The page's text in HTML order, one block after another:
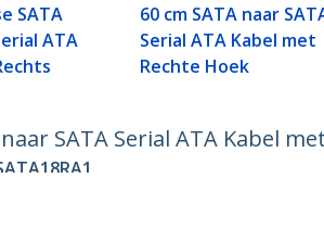
SATA
ATA
60 cm SATA naar
Serial ATA Kabel met
Rechte Hoek
SATA Serial ATA Kabel